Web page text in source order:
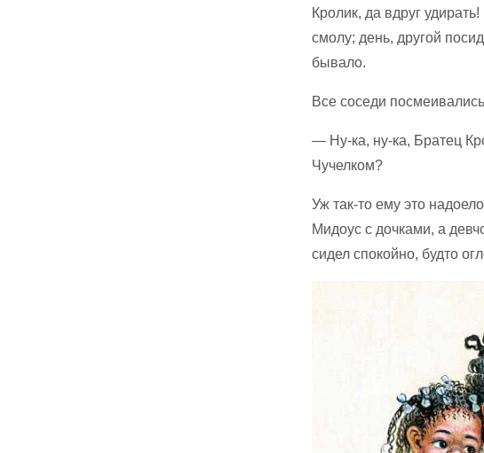
Кролик, да вдруг
смолу; день, другой
бывало.
Все соседи
— Ну-ка, ну-ка, Братец
Чучелком?
Уж так-то ему это
Мидоус с дочками, а
сидел спокойно, будто